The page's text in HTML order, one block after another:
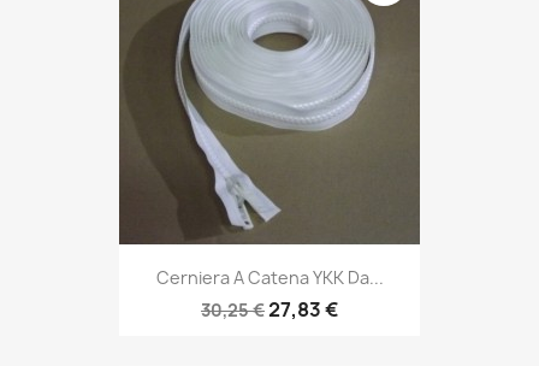
Cerniera A Catena YKK Da...
30,25 €27,83 €